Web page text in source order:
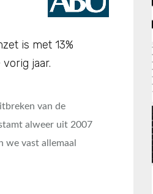
is met 13%
jaar.
van de
alweer uit 2007
we vast allemaal